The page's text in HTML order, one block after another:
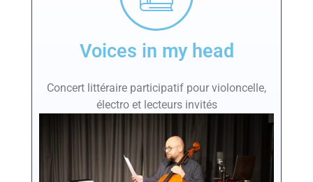
Voices in my head
Concert littéraire participatif pour violoncelle,
électro et lecteurs invités